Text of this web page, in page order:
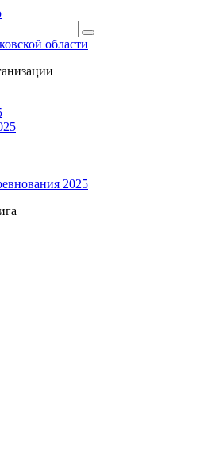
области
2025